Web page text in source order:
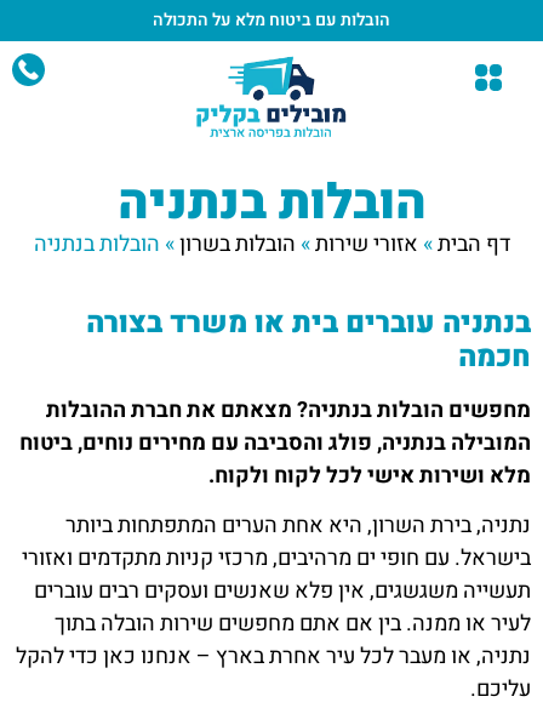
הובלות עם ביטוח מלא על התכולה
הובלות בנתניה
דף הבית» אזורי שירות» הובלות בשרון» הובלות בנתניה
בנתניה עוברים בית או משרד בצורה
חכמה
מחפשים הובלות בנתניה? מצאתם את חברת ההובלות
המובילה בנתניה, פולג והסביבה עם מחירים נוחים, ביטוח
מלא ושירות אישי לכל לקוח ולקוח.
נתניה, בירת השרון, היא אחת הערים המתפתחות ביותר
בישראל. עם חופי ים מרהיבים, מרכזי קניות מתקדמים ואזורי
תעשייה משגשגים, אין פלא שאנשים ועסקים רבים עוברים
לעיר או ממנה. בין אם אתם מחפשים שירות הובלה בתוך
נתניה, או מעבר לכל עיר אחרת בארץ – אנחנו כאן כדי להקל
עליכם.